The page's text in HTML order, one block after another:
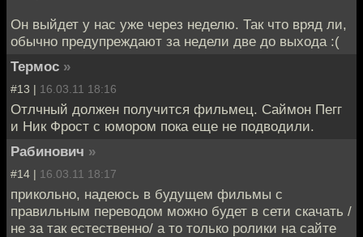
Он выйдет у нас уже через неделю. Так что вряд ли,
обычно предупреждают за недели две до выхода :(
Термос »
#13 | 16.03.11 18:16
Отлчный должен получится фильмец. Саймон Пегг
и Ник Фрост с юмором пока еще не подводили.
Рабинович »
#14 | 16.03.11 18:17
прикольно, надеюсь в будущем фильмы с
правильным переводом можно будет в сети скачать /
не за так естественно/ а то только ролики на сайте